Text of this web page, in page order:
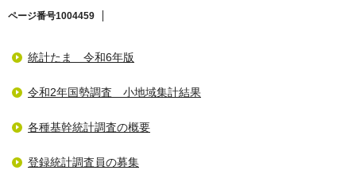
ページ番号1004459
統計たま 令和6年版
令和2年国勢調査 小地域集計結果
各種基幹統計調査の概要
登録統計調査員の募集